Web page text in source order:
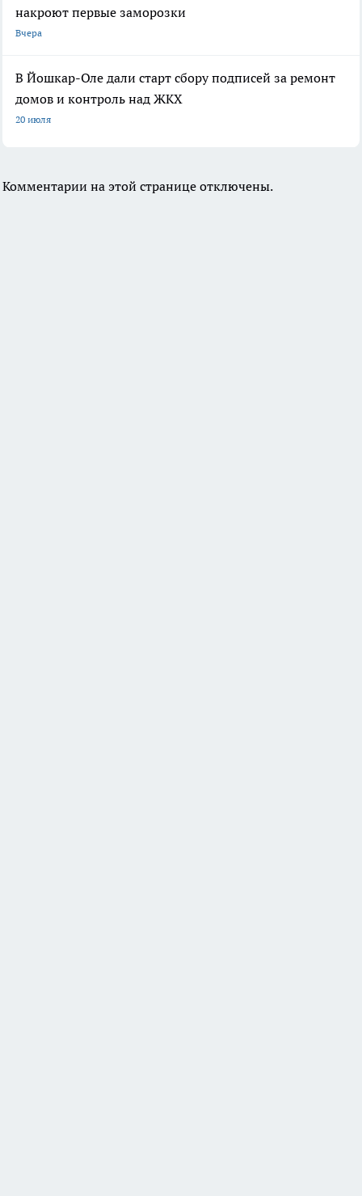
накроют первые заморозки
Вчера
В Йошкар-Оле дали старт сбору подписей за ремонт
домов и контроль над ЖКХ
20 июля
Комментарии на этой странице отключены.